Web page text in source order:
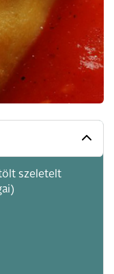
szeletelt